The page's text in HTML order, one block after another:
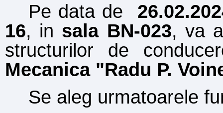
Pe data de
16, in sala BN‑023, va
structurilor de
Mecanica "Radu P.
Se aleg urmatoarele